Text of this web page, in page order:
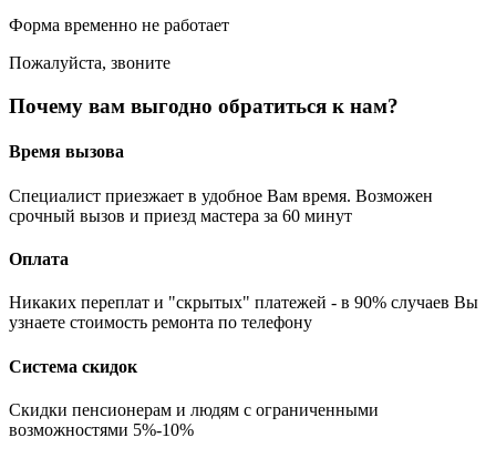
Форма временно не работает
Пожалуйста, звоните
Почему вам выгодно обратиться к нам?
Время вызова
Специалист приезжает в удобное Вам время. Возможен
срочный вызов и приезд мастера за 60 минут
Оплата
Никаких переплат и "скрытых" платежей - в 90% случаев Вы
узнаете стоимость ремонта по телефону
Система скидок
Скидки пенсионерам и людям с ограниченными
возможностями 5%-10%